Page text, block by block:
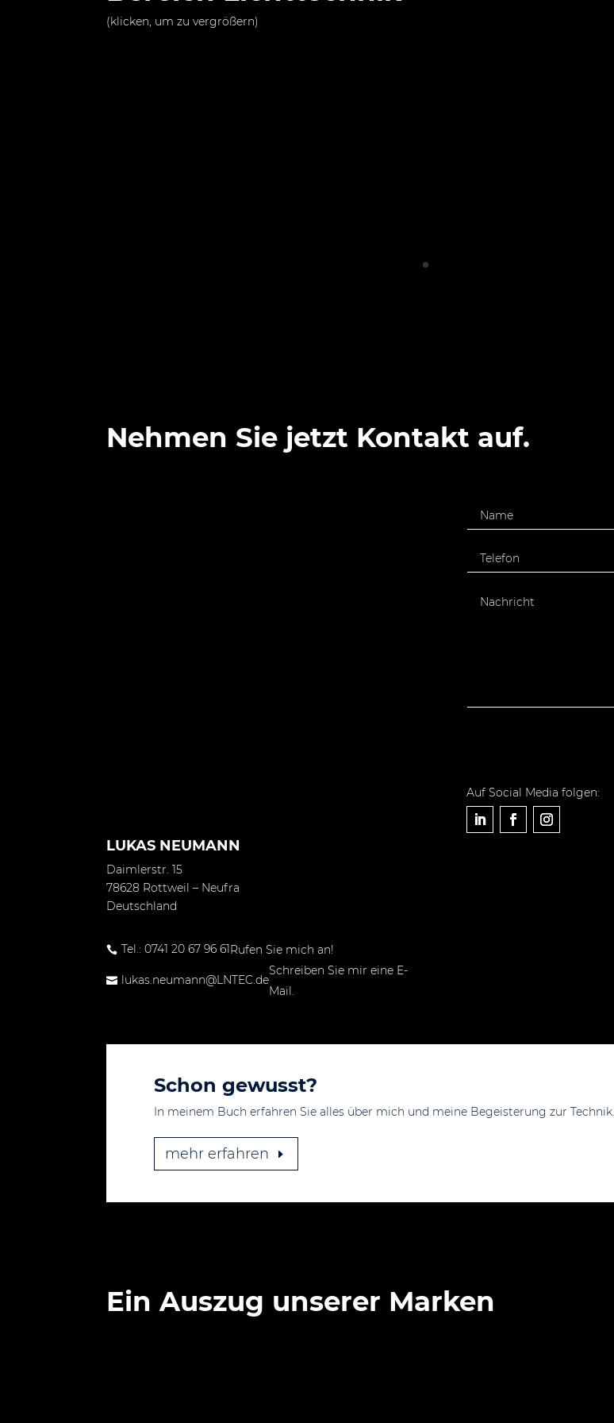
(klicken, um zu vergrößern)
Nehmen Sie jetzt Kontakt auf.
LUKAS NEUMANN
Daimlerstr. 15
78628 Rottweil – Neufra
Deutschland
 Tel.: 0741 20 67 96 61Rufen Sie mich an!
 lukas.neumann@LNTEC.de
Schreiben Sie mir eine E-
Mail.
Auf Social Media folgen:
Schon gewusst?
In meinem Buch erfahren Sie alles über mich und meine Begeisterung zur Technik…
mehr erfahren
Ein Auszug unserer Marken